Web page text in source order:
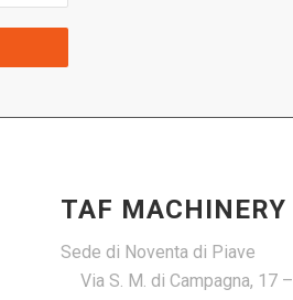
TAF MACHINERY
Sede di Noventa di Piave
Via S. M. di Campagna, 17 –